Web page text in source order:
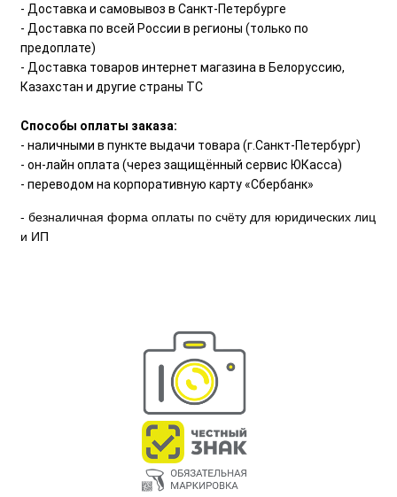
- Доставка и самовывоз в Санкт-Петербурге
- Доставка по всей России в регионы (только по
предоплате)
- Доставка товаров интернет магазина в Белоруссию,
Казахстан и другие страны ТС
Способы оплаты заказа:
- наличными в пункте выдачи товара (г.Санкт-Петербург)
- он-лайн оплата (через защищённый сервис ЮКасса)
- переводом на корпоративную карту «Сбербанк»
- безналичная форма оплаты по счёту для юридических лиц
и ИП